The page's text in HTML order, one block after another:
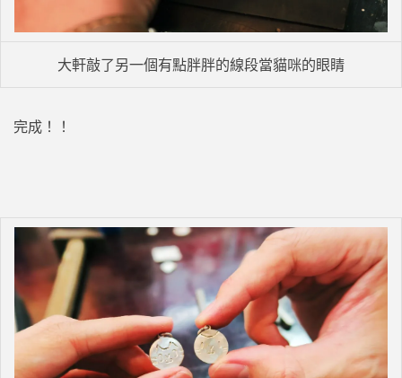
大軒敲了另一個有點胖胖的線段當貓咪的眼睛
完成！！